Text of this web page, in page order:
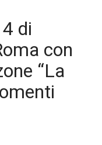
di
con
“La